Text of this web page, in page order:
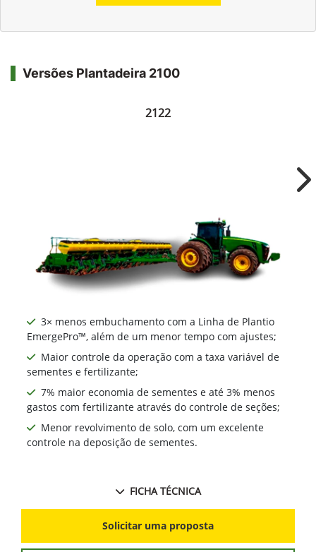
Versões Plantadeira 2100
2122
3× menos embuchamento com a Linha de Plantio
EmergePro™, além de um menor tempo com ajustes;
Maior controle da operação com a taxa variável de
sementes e fertilizante;
7% maior economia de sementes e até 3% menos
gastos com fertilizante através do controle de seções;
Menor revolvimento de solo, com um excelente
controle na deposição de sementes.
FICHA TÉCNICA
Solicitar uma proposta